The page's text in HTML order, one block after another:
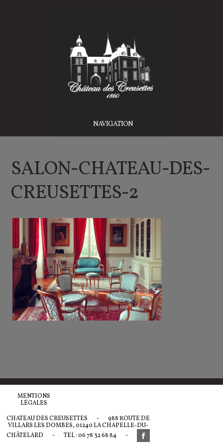
NAVIGATION
SALON-CHATEAU-DES-
CREUSETTES-2
MENTIONS
LÉGALES
CHATEAU DES CREUSETTES -
988 ROUTE DE
VILLARS LES DOMBES, 01240 LA CHAPELLE-DU-
CHÂTELARD
- TEL : 06 78 32 68 84 -